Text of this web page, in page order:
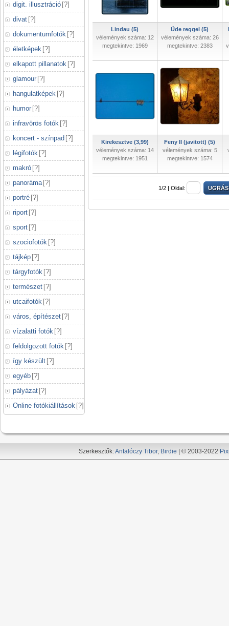
digit. illusztráció [?]
divat [?]
dokumentumfotók [?]
életképek [?]
elkapott pillanatok [?]
glamour [?]
hangulatképek [?]
humor [?]
infravörös fotók [?]
koncert - színpad [?]
légifotók [?]
makró [?]
panoráma [?]
portré [?]
riport [?]
sport [?]
szociofotók [?]
tájkép [?]
tárgyfotók [?]
természet [?]
utcaifotók [?]
város, építészet [?]
vízalatti fotók [?]
feldolgozott fotók [?]
így készült [?]
egyéb [?]
pályázat [?]
Online fotókiállítások [?]
Lindau (5)
vélemények száma: 12
megtekintve: 1969
Üde reggel (5)
vélemények száma: 26
megtekintve: 2383
Kirekesztve (3,99)
vélemények száma: 14
megtekintve: 1951
Feny II (javitott) (5)
vélemények száma: 5
megtekintve: 1574
1/2 | Oldal:
Szerkesztők:Antalóczy Tibor, Birdie | © 2003-2022